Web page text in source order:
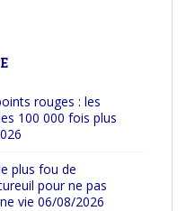
rouges : les
100 000 fois plus
plus fou de
pour ne pas
vie 06/08/2026